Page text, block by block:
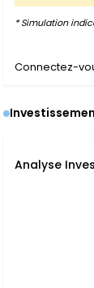
* Simulation
Connectez-
Analyse